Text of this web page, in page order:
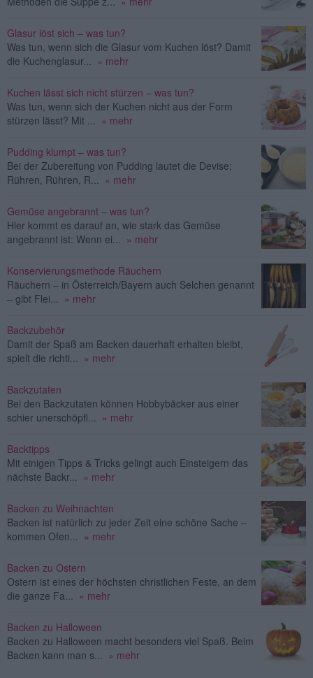
Glasur löst sich – was tun?
Was tun, wenn sich die Glasur vom Kuchen löst? Damit
die Kuchenglasur...
» mehr
Kuchen lässt sich nicht stürzen – was tun?
Was tun, wenn sich der Kuchen nicht aus der Form
stürzen lässt? Mit ...
» mehr
Pudding klumpt – was tun?
Bei der Zubereitung von Pudding lautet die Devise:
Rühren, Rühren, R...
» mehr
Gemüse angebrannt – was tun?
Hier kommt es darauf an, wie stark das Gemüse
angebrannt ist: Wenn ei...
» mehr
Konservierungsmethode Räuchern
Räuchern – in Österreich/Bayern auch Selchen genannt
– gibt Flei...
» mehr
Backzubehör
Damit der Spaß am Backen dauerhaft erhalten bleibt,
spielt die richti...
» mehr
Backzutaten
Bei den Backzutaten können Hobbybäcker aus einer
schier unerschöpfl...
» mehr
Backtipps
Mit einigen Tipps & Tricks gelingt auch Einsteigern das
nächste Backr...
» mehr
Backen zu Weihnachten
Backen ist natürlich zu jeder Zeit eine schöne Sache –
kommen Ofen...
» mehr
Backen zu Ostern
Ostern ist eines der höchsten christlichen Feste, an dem
die ganze Fa...
» mehr
Backen zu Halloween
Backen zu Halloween macht besonders viel Spaß. Beim
Backen kann man s...
» mehr